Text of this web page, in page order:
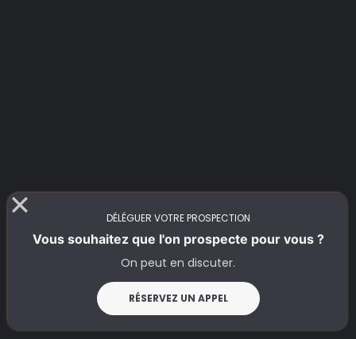
DÉLÉGUER VOTRE PROSPECTION
Vous souhaitez que l'on prospecte pour vous ?
On peut en discuter.
RÉSERVEZ UN APPEL